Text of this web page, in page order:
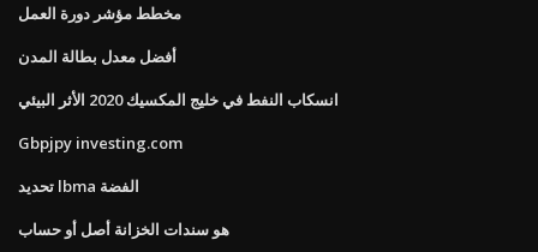
مخطط مؤشر دورة العمل
أفضل معدل بطالة المدن
انسكاب النفط في خليج المكسيك 2020 الأثر البيئي
Gbpjpy investing.com
تحديد lbma الفضة
هو سندات الخزانة أصل أو حساب